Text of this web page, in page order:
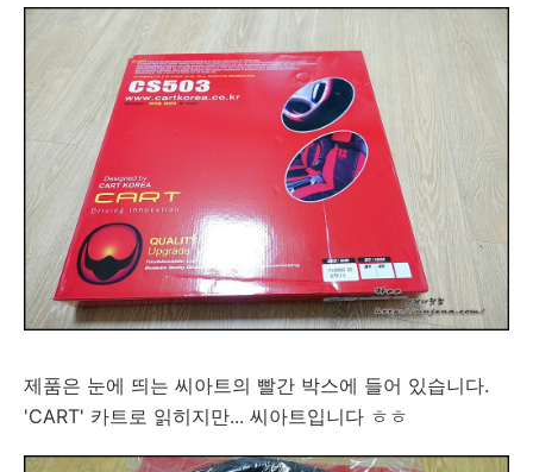
제품은 눈에 띄는 씨아트의 빨간 박스에 들어 있습니다.
'CART' 카트로 읽히지만... 씨아트입니다 ㅎㅎ